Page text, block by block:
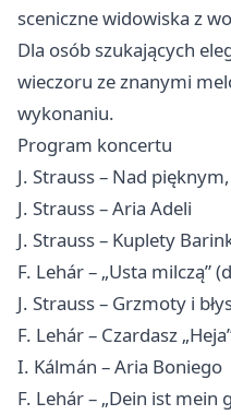
sceniczne widowiska z
Dla osób szukających
wieczoru ze znanymi
wykonaniu.
Program koncertu
J. Strauss – Nad
J. Strauss – Aria Adeli
J. Strauss – Kuplety
F. Lehár – „Usta milczą”
J. Strauss – Grzmoty i
F. Lehár – Czardasz
I. Kálmán – Aria Boniego
F. Lehár – „Dein ist mein